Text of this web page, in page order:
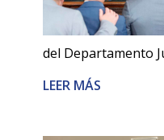
del Departamento
LEER MÁS